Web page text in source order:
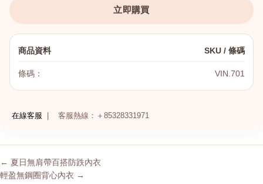
立即購買
商品資料 SKU / 條碼
條碼： VIN.701
在線客服 客服熱線：＋85328331971
← 夏日無肩帶百搭防跌內衣
輕盈無鋼圈背心內衣 →